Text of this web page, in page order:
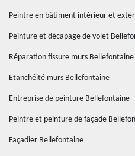
Peintre en bâtiment intérieur et
Peinture et décapage de volet
Réparation fissure murs Bellefontaine
Etanchéité murs Bellefontaine
Entreprise de peinture Bellefontaine
Peintre et peinture de façade
Façadier Bellefontaine